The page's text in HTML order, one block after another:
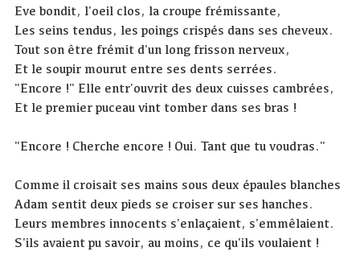
Eve bondit, l'oeil clos, la croupe frémissante,
Les seins tendus, les poings crispés dans ses cheveux.
Tout son être frémit d'un long frisson nerveux,
Et le soupir mourut entre ses dents serrées.
"Encore !" Elle entr'ouvrit des deux cuisses cambrées,
Et le premier puceau vint tomber dans ses bras !
"Encore ! Cherche encore ! Oui. Tant que tu voudras."
Comme il croisait ses mains sous deux épaules blanches
Adam sentit deux pieds se croiser sur ses hanches.
Leurs membres innocents s'enlaçaient, s'emmêlaient.
S'ils avaient pu savoir, au moins, ce qu'ils voulaient !